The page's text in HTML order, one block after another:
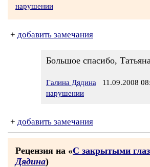
нарушении
+ добавить замечания
Большое спасибо,
Галина Дядина 11.09.2008
нарушении
+ добавить замечания
Рецензия на «С закрытыми
Дядина)